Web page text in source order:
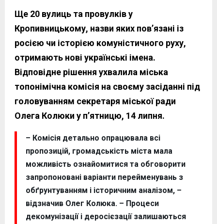
Ще 20 вулиць та провулків у
Кропивницькому, назви яких пов’язані із
росією чи історією комуністичного руху,
отримають нові українські імена.
Відповідне рішення ухвалила міська
топонімічна комісія на своєму засіданні під
головуванням секретаря міської ради
Олега Колюки у п’ятницю, 14 липня.
– Комісія детально опрацювала всі
пропозицій, громадськість міста мала
можливість ознайомитися та обговорити
запропоновані варіанти перейменувань з
обґрунтуванням і історичним аналізом, –
відзначив Олег Колюка. – Процеси
декомунізації і деросієзації залишаються